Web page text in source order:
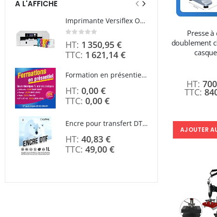
Presse à
doublement
AJOUTER
A L'AFFICHE
Imprimante Versiflex Objet et Textile : Kit Versiflex SG1000
Rating:
0%
1 621,14 €
1 350,95 €
Formation en présentiel (demi-journée)
0,00 €
0,00 €
Encre pour transfert DTF - 2eme Génération - Blanc - 1L
49,00 €
40,83 €
À
Rating:
0%